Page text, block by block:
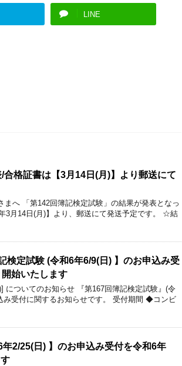
LINE
格証書は【3月14日(月)】より郵送にて
へ 「第142回簿記検定試験」の結果が発表となっ
3月14日(月)】より、郵送にて発送予定です。 ☆結
検定試験 (令和6年6/9(日) 】のお申込み受
始いたします
についてのお知らせ 『第167回簿記検定試験』(令
み受付に関するお知らせです。 受付期間 ◆コンビ
年2/25(日) 】のお申込み受付を令和6年